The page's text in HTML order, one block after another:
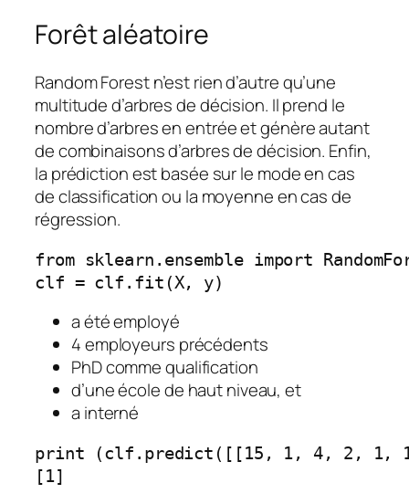
Forêt aléatoire
Random Forest n’est rien d’autre qu’une
multitude d’arbres de décision. Il prend le
nombre d’arbres en entrée et génère autant
de combinaisons d’arbres de décision. Enfin,
la prédiction est basée sur le mode en cas
de classification ou la moyenne en cas de
régression.
from sklearn.ensemble import
clf = clf.fit(X, y)
a été employé
4 employeurs précédents
PhD comme qualification
d’une école de haut niveau, et
a interné
print (clf.predict([[15, 1, 4, 2, 1,
[1]